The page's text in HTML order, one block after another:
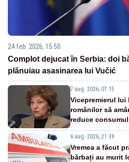
24 feb. 2026, 15:50
Complot dejucat în Serbia: doi
plănuiau asasinarea lui Vučić
7 aug. 2026, 07:15
Vicepremierul lui
românilor să
reduce
6 aug. 2026, 21:39
Vremea a făcut
bărbați au murit